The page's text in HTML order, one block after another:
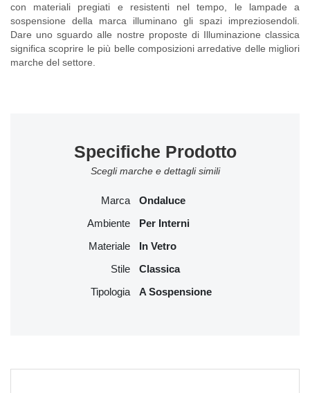
con materiali pregiati e resistenti nel tempo, le lampade a
sospensione della marca illuminano gli spazi impreziosendoli.
Dare uno sguardo alle nostre proposte di Illuminazione classica
significa scoprire le più belle composizioni arredative delle migliori
marche del settore.
Specifiche Prodotto
Scegli marche e dettagli simili
Marca Ondaluce
Ambiente Per Interni
Materiale In Vetro
Stile Classica
Tipologia A Sospensione